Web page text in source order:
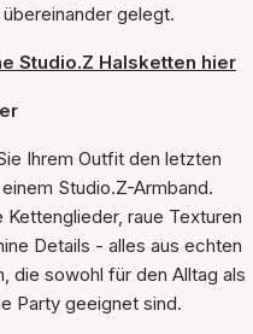
gelegt.
Studio.Z Halsketten hier
Ihrem Outfit den letzten
Studio.Z-Armband.
Kettenglieder, raue Texturen
Details - alles aus echten
die sowohl für den Alltag als
Party geeignet sind.